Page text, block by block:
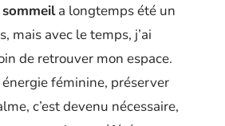
a longtemps été un
mais avec le temps, j’ai
de retrouver mon espace.
féminine, préserver
c’est devenu nécessaire,